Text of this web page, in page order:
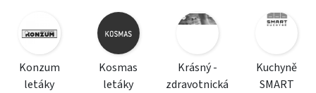
Konzum
letáky
Kosmas
letáky
Krásný -
zdravotnická
Kuchyně
SMART